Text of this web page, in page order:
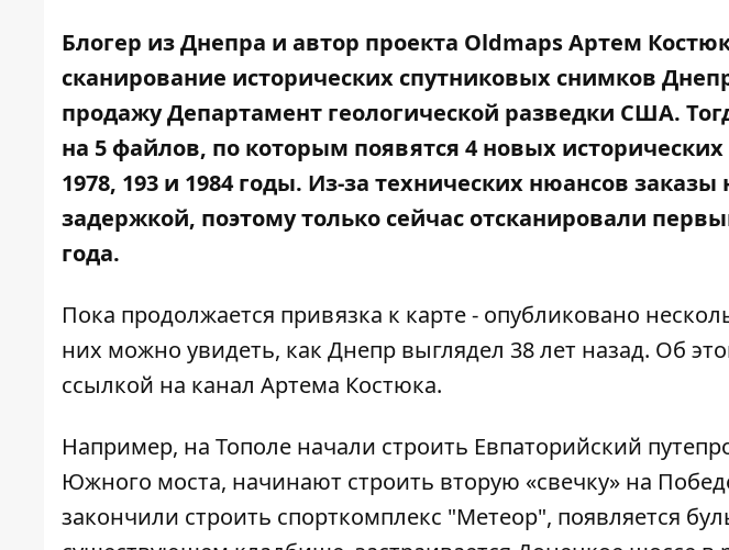
Блогер из Днепра и автор проекта Oldmaps Артем
сканирование исторических спутниковых снимков
продажу Департамент геологической разведки США.
на 5 файлов, по которым появятся 4 новых исторических
1978, 193 и 1984 годы. Из-за технических нюансов
задержкой, поэтому только сейчас отсканировали
года.
Пока продолжается привязка к карте - опубликовано
них можно увидеть, как Днепр выглядел 38 лет назад. Об
ссылкой на канал Артема Костюка.
Например, на Тополе начали строить Евпаторийский
Южного моста, начинают строить вторую «свечку» на
закончили строить спорткомплекс "Метеор", появляется